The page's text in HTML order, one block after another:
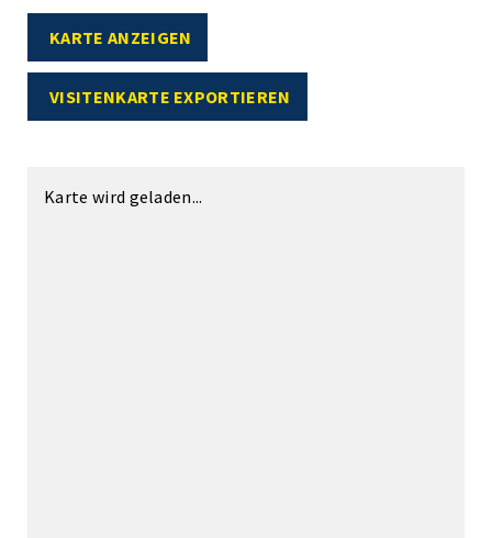
KARTE ANZEIGEN
VISITENKARTE EXPORTIEREN
Karte wird geladen...